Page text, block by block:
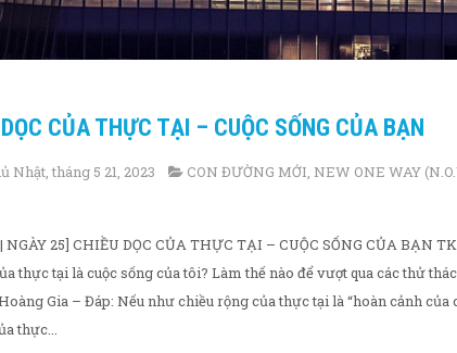
CỦA THỰC TẠI – CUỘC SỐNG CỦA BẠN
Nhật, tháng 5 21, 2023 CON ĐƯỜNG MỚI, NEW ONE WAY
NGÀY 25] CHIỀU DỌC CỦA THỰC TẠI – CUỘC SỐNG CỦA BẠN
thực tại là cuộc sống của tôi? Làm thế nào để vượt qua các thử
Gia – Đáp: Nếu như chiều rộng của thực tại là “hoàn cảnh của
thực...